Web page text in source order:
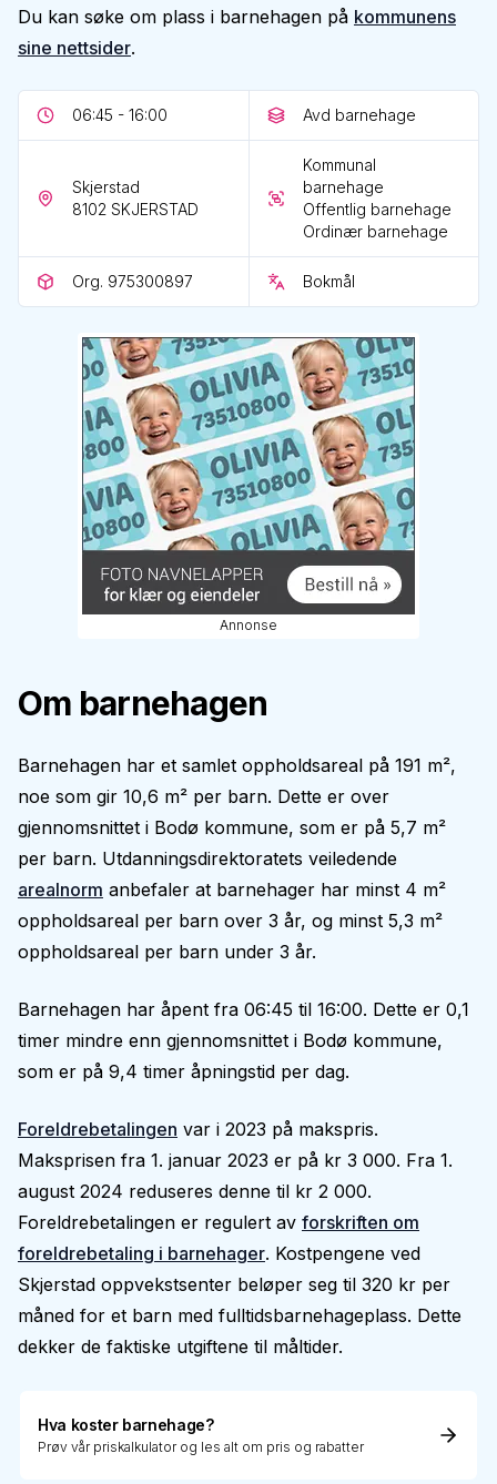
Du kan søke om plass i barnehagen på kommunens
sine nettsider.
06:45 - 16:00 Avd barnehage
Skjerstad
8102 SKJERSTAD
Kommunal
barnehage
Offentlig barnehage
Ordinær barnehage
Org. 975300897 Bokmål
Annonse
Om barnehagen
Barnehagen har et samlet oppholdsareal på 191 m²,
noe som gir 10,6 m² per barn. Dette er over
gjennomsnittet i Bodø kommune, som er på 5,7 m²
per barn. Utdanningsdirektoratets veiledende
arealnorm anbefaler at barnehager har minst 4 m²
oppholdsareal per barn over 3 år, og minst 5,3 m²
oppholdsareal per barn under 3 år.
Barnehagen har åpent fra 06:45 til 16:00. Dette er 0,1
timer mindre enn gjennomsnittet i Bodø kommune,
som er på 9,4 timer åpningstid per dag.
Foreldrebetalingen var i 2023 på makspris.
Maksprisen fra 1. januar 2023 er på kr 3 000. Fra 1.
august 2024 reduseres denne til kr 2 000.
Foreldrebetalingen er regulert av forskriften om
foreldrebetaling i barnehager. Kostpengene ved
Skjerstad oppvekstsenter beløper seg til 320 kr per
måned for et barn med fulltidsbarnehageplass. Dette
dekker de faktiske utgiftene til måltider.
Hva koster barnehage?
Prøv vår priskalkulator og les alt om pris og rabatter